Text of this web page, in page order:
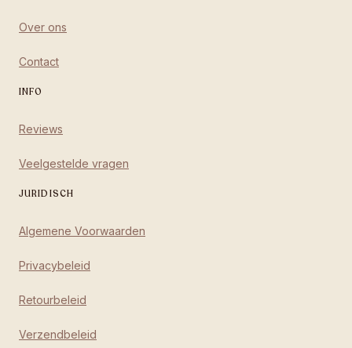
Over ons
Contact
INFO
Reviews
Veelgestelde vragen
JURIDISCH
Algemene Voorwaarden
Privacybeleid
Retourbeleid
Verzendbeleid